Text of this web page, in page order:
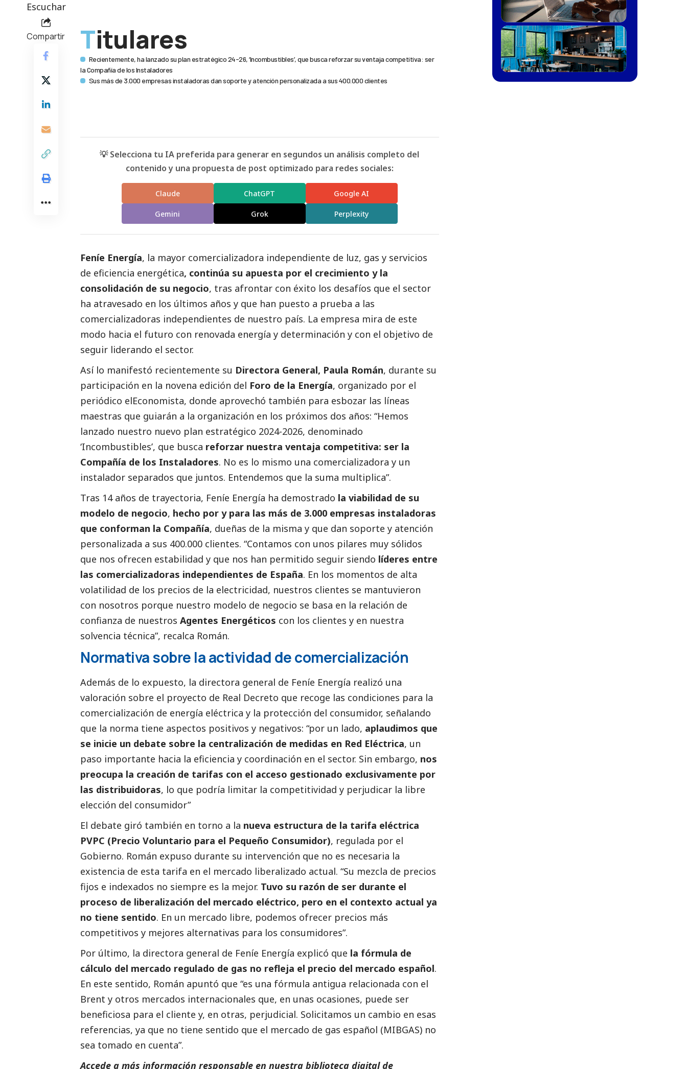
Escuchar
Compartir Titulares
Recientemente, ha lanzado su plan estratégico 24-26, ‘Incombustibles’, que busca reforzar su ventaja competitiva: ser
la Compañía de los Instaladores
Sus más de 3.000 empresas instaladoras dan soporte y atención personalizada a sus 400.000 clientes
💡 Selecciona tu IA preferida para generar en segundos un análisis completo del
contenido y una propuesta de post optimizado para redes sociales:
Claude ChatGPT Google AI
Gemini Grok Perplexity
Feníe Energía, la mayor comercializadora independiente de luz, gas y servicios
de eficiencia energética, continúa su apuesta por el crecimiento y la
consolidación de su negocio, tras afrontar con éxito los desafíos que el sector
ha atravesado en los últimos años y que han puesto a prueba a las
comercializadoras independientes de nuestro país. La empresa mira de este
modo hacia el futuro con renovada energía y determinación y con el objetivo de
seguir liderando el sector.
Así lo manifestó recientemente su Directora General, Paula Román, durante su
participación en la novena edición del Foro de la Energía, organizado por el
periódico elEconomista, donde aprovechó también para esbozar las líneas
maestras que guiarán a la organización en los próximos dos años: “Hemos
lanzado nuestro nuevo plan estratégico 2024-2026, denominado
‘Incombustibles’, que busca reforzar nuestra ventaja competitiva: ser la
Compañía de los Instaladores. No es lo mismo una comercializadora y un
instalador separados que juntos. Entendemos que la suma multiplica”.
Tras 14 años de trayectoria, Feníe Energía ha demostrado la viabilidad de su
modelo de negocio, hecho por y para las más de 3.000 empresas instaladoras
que conforman la Compañía, dueñas de la misma y que dan soporte y atención
personalizada a sus 400.000 clientes. “Contamos con unos pilares muy sólidos
que nos ofrecen estabilidad y que nos han permitido seguir siendo líderes entre
las comercializadoras independientes de España. En los momentos de alta
volatilidad de los precios de la electricidad, nuestros clientes se mantuvieron
con nosotros porque nuestro modelo de negocio se basa en la relación de
confianza de nuestros Agentes Energéticos con los clientes y en nuestra
solvencia técnica”, recalca Román.
Normativa sobre la actividad de comercialización
Además de lo expuesto, la directora general de Feníe Energía realizó una
valoración sobre el proyecto de Real Decreto que recoge las condiciones para la
comercialización de energía eléctrica y la protección del consumidor, señalando
que la norma tiene aspectos positivos y negativos: “por un lado, aplaudimos que
se inicie un debate sobre la centralización de medidas en Red Eléctrica, un
paso importante hacia la eficiencia y coordinación en el sector. Sin embargo, nos
preocupa la creación de tarifas con el acceso gestionado exclusivamente por
las distribuidoras, lo que podría limitar la competitividad y perjudicar la libre
elección del consumidor”
El debate giró también en torno a la nueva estructura de la tarifa eléctrica
PVPC (Precio Voluntario para el Pequeño Consumidor), regulada por el
Gobierno. Román expuso durante su intervención que no es necesaria la
existencia de esta tarifa en el mercado liberalizado actual. “Su mezcla de precios
fijos e indexados no siempre es la mejor. Tuvo su razón de ser durante el
proceso de liberalización del mercado eléctrico, pero en el contexto actual ya
no tiene sentido. En un mercado libre, podemos ofrecer precios más
competitivos y mejores alternativas para los consumidores”.
Por último, la directora general de Feníe Energía explicó que la fórmula de
cálculo del mercado regulado de gas no refleja el precio del mercado español.
En este sentido, Román apuntó que “es una fórmula antigua relacionada con el
Brent y otros mercados internacionales que, en unas ocasiones, puede ser
beneficiosa para el cliente y, en otras, perjudicial. Solicitamos un cambio en esas
referencias, ya que no tiene sentido que el mercado de gas español (MIBGAS) no
sea tomado en cuenta”.
Accede a más información responsable en nuestra biblioteca digital de